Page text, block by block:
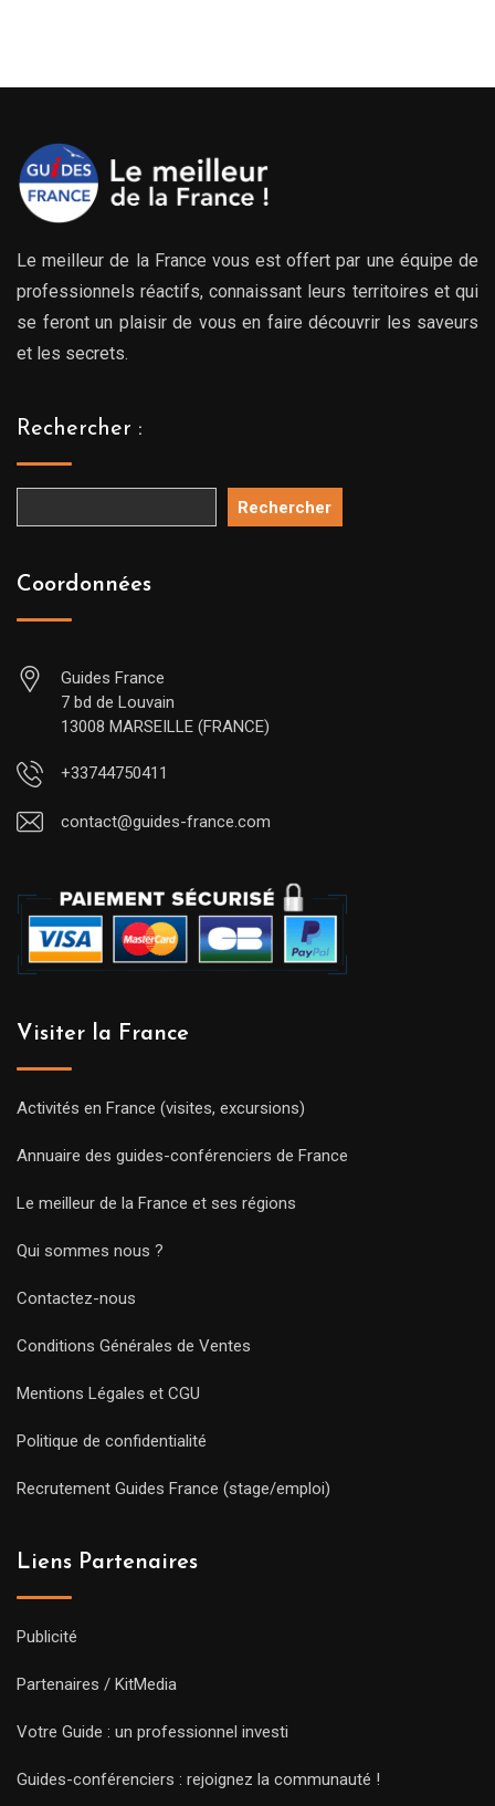
Le meilleur de la France vous est offert par une équipe de
professionnels réactifs, connaissant leurs territoires et qui
se feront un plaisir de vous en faire découvrir les saveurs
et les secrets.
Rechercher :
Rechercher
Coordonnées
Guides France
7 bd de Louvain
13008 MARSEILLE (FRANCE)
+33744750411
contact@guides-france.com
Visiter la France
Activités en France (visites, excursions)
Annuaire des guides-conférenciers de France
Le meilleur de la France et ses régions
Qui sommes nous ?
Contactez-nous
Conditions Générales de Ventes
Mentions Légales et CGU
Politique de confidentialité
Recrutement Guides France (stage/emploi)
Liens Partenaires
Publicité
Partenaires / KitMedia
Votre Guide : un professionnel investi
Guides-conférenciers : rejoignez la communauté !